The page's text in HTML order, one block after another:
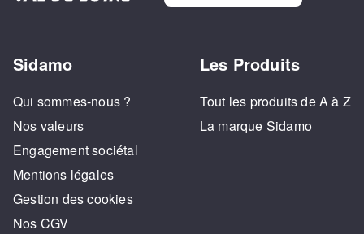
Sidamo
Qui sommes-nous ?
Nos valeurs
Engagement sociétal
Mentions légales
Gestion des cookies
Nos CGV
Les Produits
Tout les produits de A à Z
La marque Sidamo